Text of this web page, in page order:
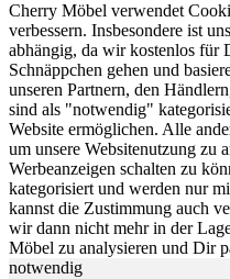
Cherry Möbel verwendet
verbessern. Insbesondere ist
abhängig, da wir kostenlos für
Schnäppchen gehen und
unseren Partnern, den
sind als "notwendig"
Website ermöglichen. Alle
um unsere Websitenutzung zu
Werbeanzeigen schalten zu
kategorisiert und werden nur
kannst die Zustimmung auch
wir dann nicht mehr in der
Möbel zu analysieren und Dir
notwendig